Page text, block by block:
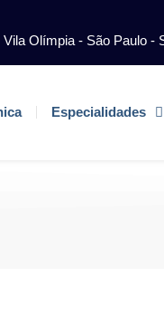
Olímpia - São Paulo -
Especialidades